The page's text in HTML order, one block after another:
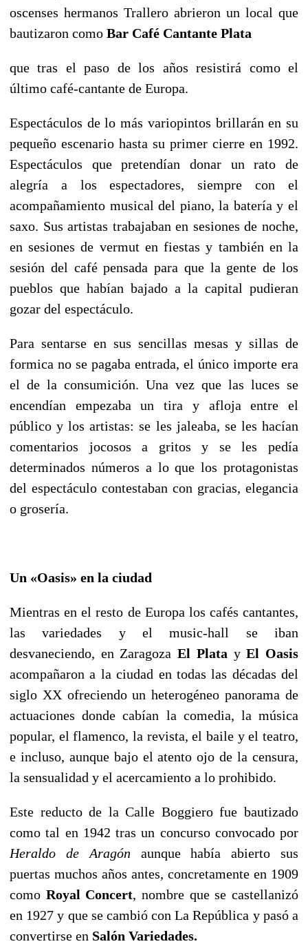
oscenses hermanos Trallero abrieron un local que
bautizaron como Bar Café Cantante Plata
que tras el paso de los años resistirá como el
último café-cantante de Europa.
Espectáculos de lo más variopintos brillarán en su
pequeño escenario hasta su primer cierre en 1992.
Espectáculos que pretendían donar un rato de
alegría a los espectadores, siempre con el
acompañamiento musical del piano, la batería y el
saxo. Sus artistas trabajaban en sesiones de noche,
en sesiones de vermut en fiestas y también en la
sesión del café pensada para que la gente de los
pueblos que habían bajado a la capital pudieran
gozar del espectáculo.
Para sentarse en sus sencillas mesas y sillas de
formica no se pagaba entrada, el único importe era
el de la consumición. Una vez que las luces se
encendían empezaba un tira y afloja entre el
público y los artistas: se les jaleaba, se les hacían
comentarios jocosos a gritos y se les pedía
determinados números a lo que los protagonistas
del espectáculo contestaban con gracias, elegancia
o grosería.
Un «Oasis» en la ciudad
Mientras en el resto de Europa los cafés cantantes,
las variedades y el music-hall se iban
desvaneciendo, en ZaragozaEl Plata yEl Oasis
acompañaron a la ciudad en todas las décadas del
siglo XX ofreciendo un heterogéneo panorama de
actuaciones donde cabían la comedia, la música
popular, el flamenco, la revista, el baile y el teatro,
e incluso, aunque bajo el atento ojo de la censura,
la sensualidad y el acercamiento a lo prohibido.
Este reducto de la Calle Boggiero fue bautizado
como tal en 1942 tras un concurso convocado por
Heraldo de Aragón aunque había abierto sus
puertas muchos años antes, concretamente en 1909
como Royal Concert, nombre que se castellanizó
en 1927 y que se cambió con La República y pasó a
convertirse en Salón Variedades.